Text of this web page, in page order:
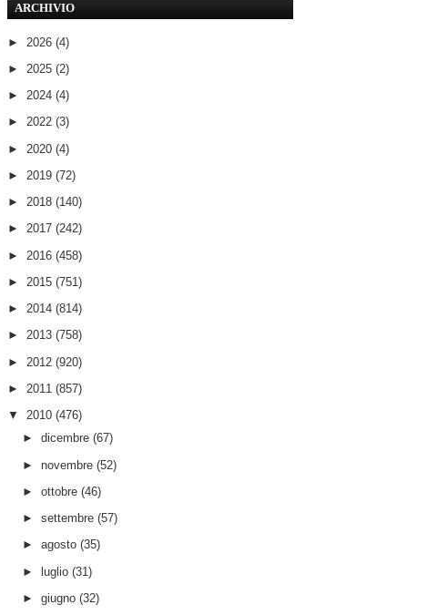
ARCHIVIO
► 2026 (4)
► 2025 (2)
► 2024 (4)
► 2022 (3)
► 2020 (4)
► 2019 (72)
► 2018 (140)
► 2017 (242)
► 2016 (458)
► 2015 (751)
► 2014 (814)
► 2013 (758)
► 2012 (920)
► 2011 (857)
▼ 2010 (476)
► dicembre (67)
► novembre (52)
► ottobre (46)
► settembre (57)
► agosto (35)
► luglio (31)
► giugno (32)